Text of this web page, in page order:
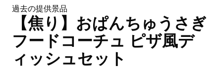
過去の提供景品
【焦り】おぱんちゅうさぎ
フードコーチュ ピザ風デ
ィッシュセット